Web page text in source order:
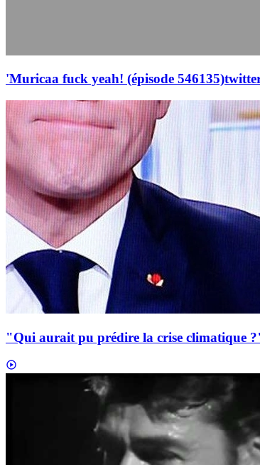
'Muricaa fuck yeah! (épisode 546135)
"Qui aurait pu prédire la crise climatique